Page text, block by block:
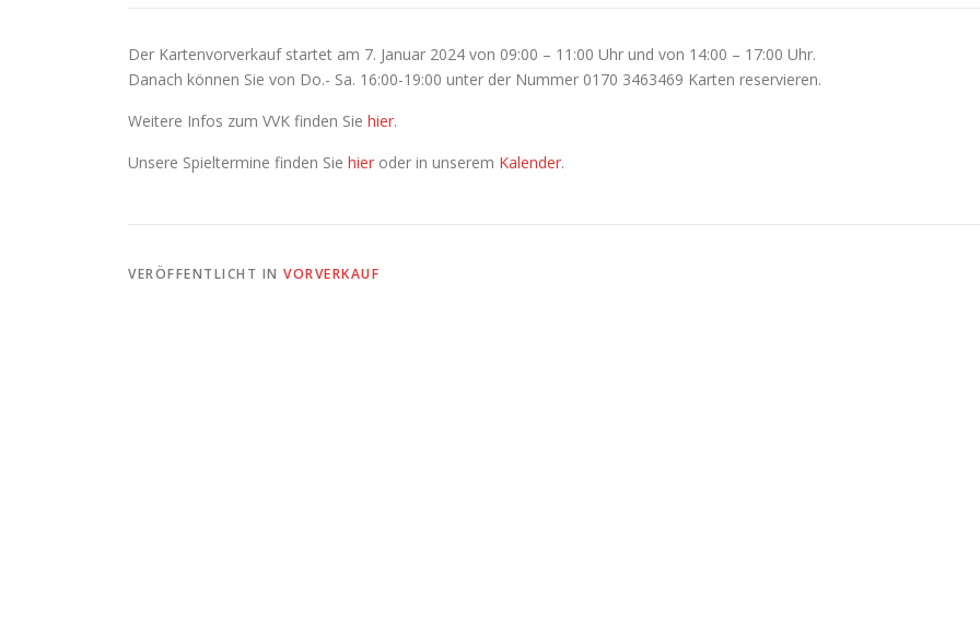
Der Kartenvorverkauf startet am 7. Januar 2024 von 09:00 – 11:00 Uhr und von 14:00 – 17:00 Uhr.
Danach können Sie von Do.- Sa. 16:00-19:00 unter der Nummer 0170 3463469 Karten reservieren.
Weitere Infos zum VVK finden Sie hier.
Unsere Spieltermine finden Sie hier oder in unserem Kalender.
VERÖFFENTLICHT IN VORVERKAUF